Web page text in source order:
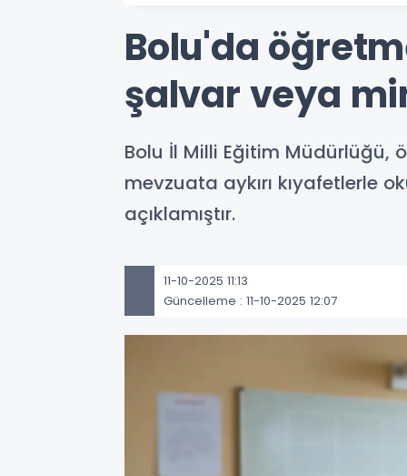
Bolu'da
şalvar veya
Bolu İl Milli Eğitim
mevzuata aykırı kıyafetlerle
açıklamıştır.
11-10-2025 11:13
Güncelleme : 11-10-2025 12:07